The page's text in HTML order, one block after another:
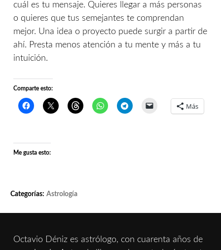
cuál es tu mensaje. Quieres llegar a más personas
o quieres que tus semejantes te comprendan
mejor. Una idea o proyecto puede surgir a partir de
ahí. Presta menos atención a tu mente y más a tu
intuición.
Comparte esto:
Más
Me gusta esto:
Categorías: Astrología
Octavio Déniz es astrólogo, con cuarenta años de